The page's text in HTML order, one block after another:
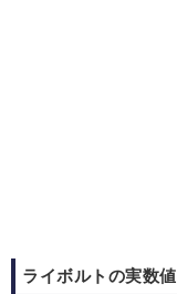
ライボルトの実数